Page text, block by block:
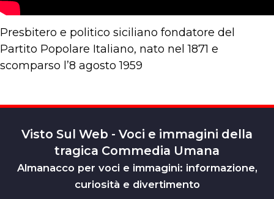
Presbitero e politico siciliano fondatore del
Partito Popolare Italiano, nato nel 1871 e
scomparso l’8 agosto 1959
Visto Sul Web - Voci e immagini della
tragica Commedia Umana
Almanacco per voci e immagini: informazione,
curiosità e divertimento